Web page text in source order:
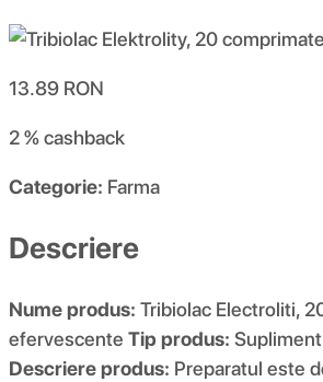
13.89 RON
2 %cashback
Categorie: Farma
Descriere
Nume produs: Tribiolac Electroliti,
efervescente Tip produs:
Descriere produs: Preparatul este